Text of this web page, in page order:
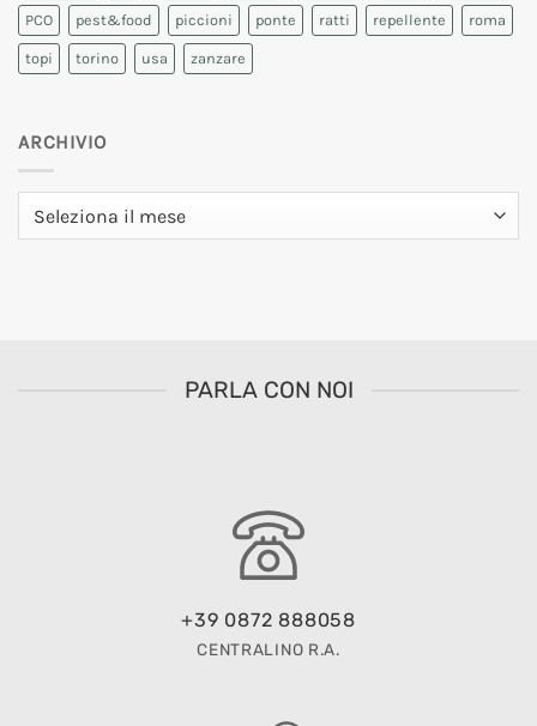
PCO pest&food piccioni ponte ratti repellente roma
topi torino usa zanzare
ARCHIVIO
PARLA CON NOI
+39 0872 888058
CENTRALINO R.A.